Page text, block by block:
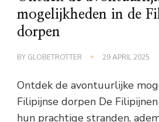
mogelijkheden in de
dorpen
BY GLOBETROTTER 29 APRIL 2025
Ontdek de avontuurlijke
Filipijnse dorpen De
hun prachtige stranden,